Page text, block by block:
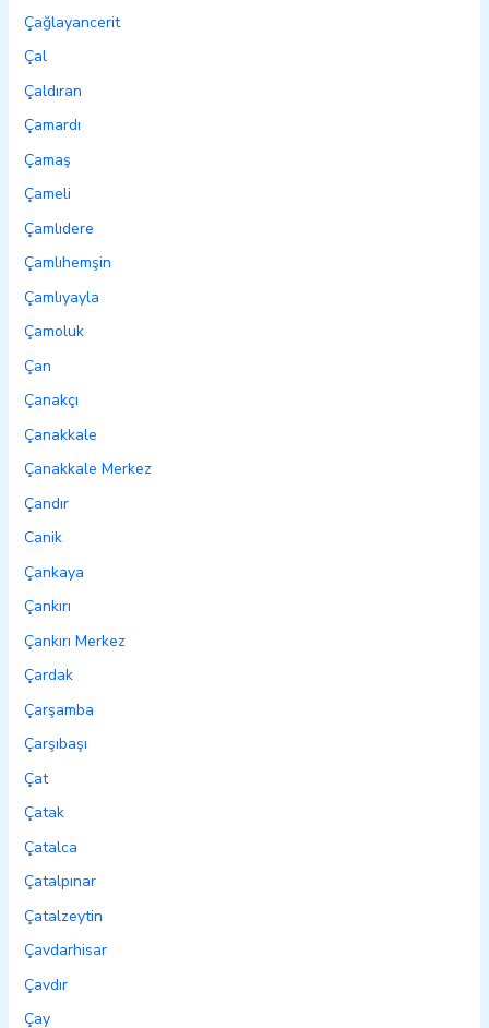
Çağlayancerit
Çal
Çaldıran
Çamardı
Çamaş
Çameli
Çamlıdere
Çamlıhemşin
Çamlıyayla
Çamoluk
Çan
Çanakçı
Çanakkale
Çanakkale Merkez
Çandır
Canik
Çankaya
Çankırı
Çankırı Merkez
Çardak
Çarşamba
Çarşıbaşı
Çat
Çatak
Çatalca
Çatalpınar
Çatalzeytin
Çavdarhisar
Çavdır
Çay